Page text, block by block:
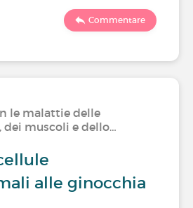
Commentare
le malattie delle
muscoli e dello…
alle ginocchia